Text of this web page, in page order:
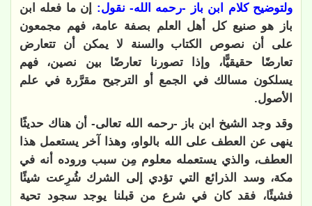
ولتوضيح كلام ابن باز -رحمه الله-نقول: إن ما فعله ابن
باز هو صنيع كل أهل العلم بصفة عامة، فهم مجمعون
على أن نصوص الكتاب والسنة لا يمكن أن تتعارض
تعارضًا حقيقيًّا، وإذا تصورنا تعارضًا بين نصين، فهم
يسلكون مسالك في الجمع أو الترجيح مقرَّرة في علم
الأصول.
وقد وجد الشيخ ابن باز -رحمه الله تعالى- أن هناك حديثًا
ينهى عن العطف على الله بالواو، وهذا آخر يستعمل هذا
العطف، والذي يستعمله معلوم مِن سبب وروده أنه في
مكة،وسد الذرائع التي تؤدي إلى الشرك شُرِعت شيئًا
فشيئًا، فقد كان في شرع من قبلنا يوجد سجود تحية